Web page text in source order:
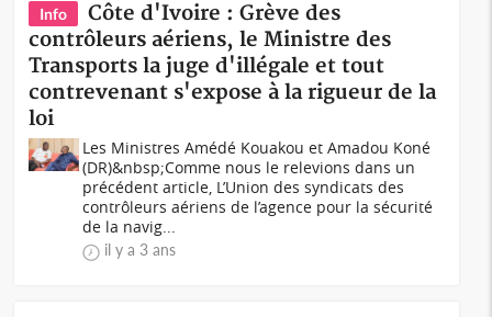
Info
Côte d'Ivoire : Grève des
contrôleurs aériens, le Ministre des
Transports la juge d'illégale et tout
contrevenant s'expose à la rigueur de la
loi
Les Ministres Amédé Kouakou et Amadou Koné
(DR)&nbsp;Comme nous le relevions dans un
précédent article, L’Union des syndicats des
contrôleurs aériens de l’agence pour la sécurité
de la navig...
il y a 3 ans